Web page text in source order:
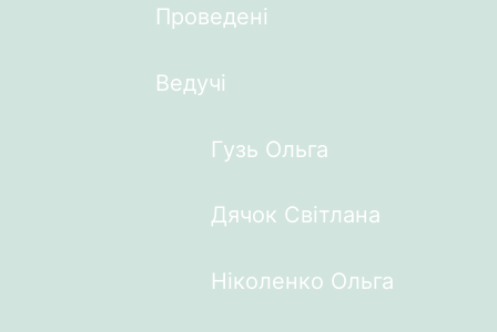
Проведені
Ведучі
Гузь Ольга
Дячок Світлана
Ніколенко Ольга